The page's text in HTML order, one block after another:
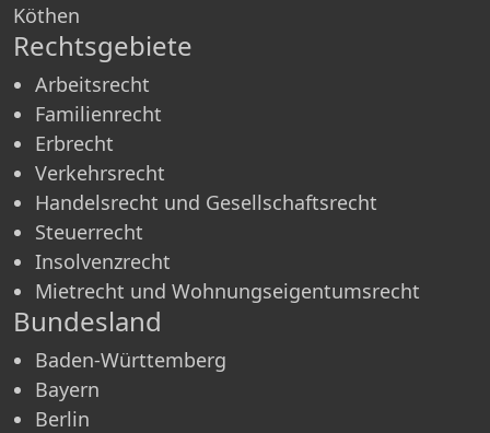
Köthen
Rechtsgebiete
Arbeitsrecht
Familienrecht
Erbrecht
Verkehrsrecht
Handelsrecht und Gesellschaftsrecht
Steuerrecht
Insolvenzrecht
Mietrecht und Wohnungseigentumsrecht
Bundesland
Baden-Württemberg
Bayern
Berlin